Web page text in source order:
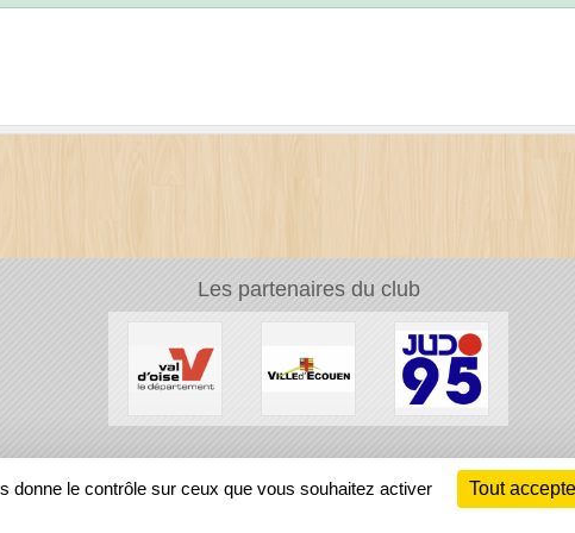
Les partenaires du club
donne le contrôle sur ceux que vous souhaitez activer Tout